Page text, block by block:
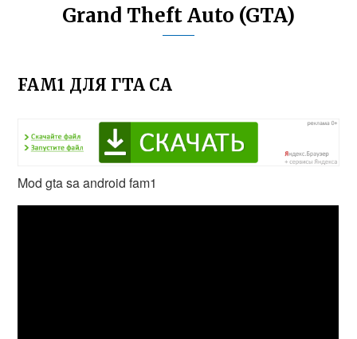
Grand Theft Auto (GTA)
FAM1 ДЛЯ ГТА СА
Mod gta sa android fam1